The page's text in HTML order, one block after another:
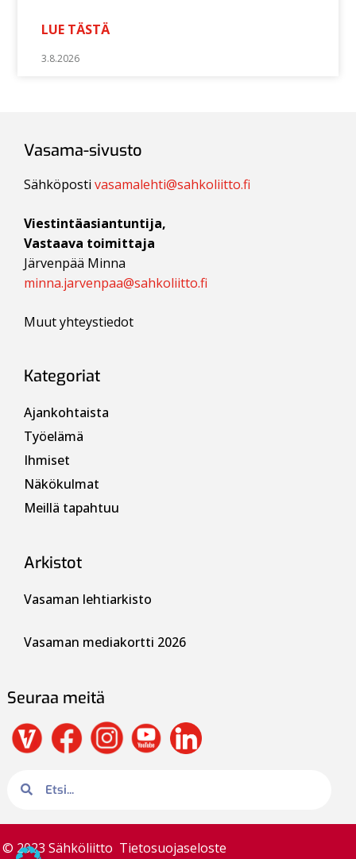
LUE TÄSTÄ
3.8.2026
Vasama-sivusto
Sähköpostivasamalehti@sahkoliitto.fi
Viestintäasiantuntija,
Vastaava toimittaja
Järvenpää Minna
minna.jarvenpaa@sahkoliitto.fi
Muut yhteystiedot
Kategoriat
Ajankohtaista
Työelämä
Ihmiset
Näkökulmat
Meillä tapahtuu
Arkistot
Vasaman lehtiarkisto
Vasaman mediakortti 2026
Seuraa meitä
© 2023 Sähköliitto Tietosuojaseloste